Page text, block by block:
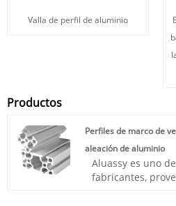
Valla de perfil de aluminio
Productos
Perfiles de marco de
aleación de aluminio
Aluassy es uno
fabricantes,